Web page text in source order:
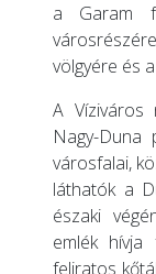
a Garam
völgyére és
A
Nagy-Duna
városfalai,
láthatók a
északi
emlék
feliratos